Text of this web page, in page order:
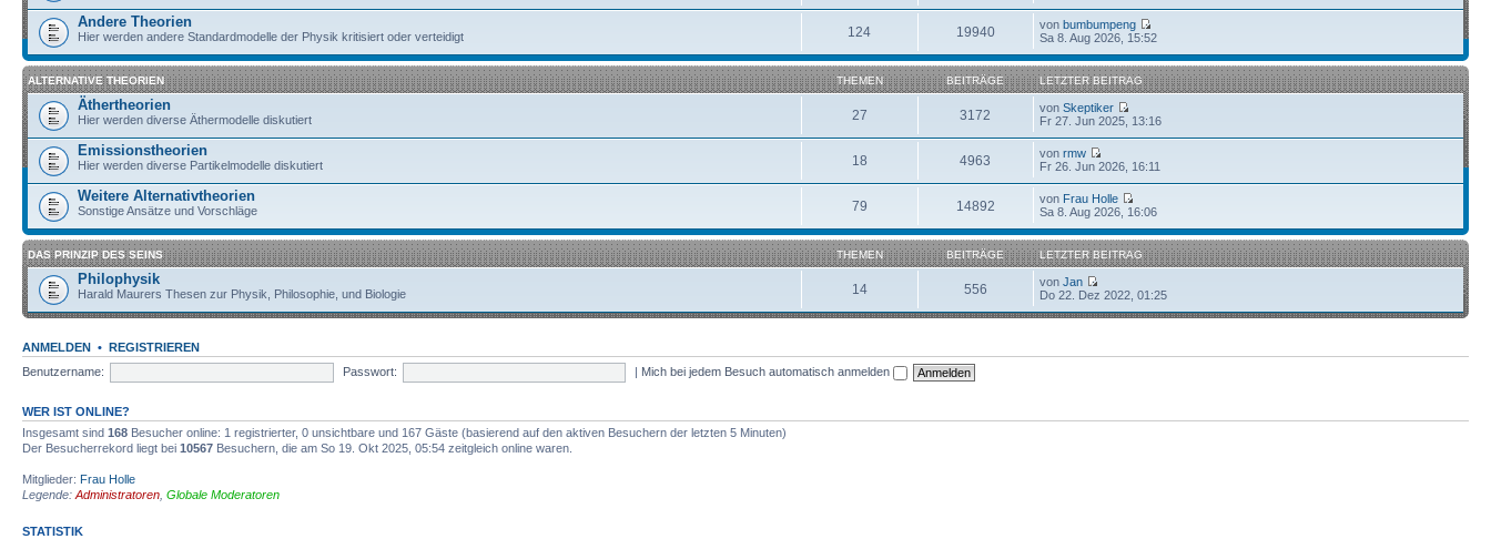
Andere Theorien
Hier werden andere Standardmodelle der Physik kritisiert oder verteidigt 124 19940 vonbumbumpeng
Sa 8. Aug 2026, 15:52
ALTERNATIVE THEORIEN THEMEN BEITRÄGE LETZTER BEITRAG
Äthertheorien
Hier werden diverse Äthermodelle diskutiert 27 3172 vonSkeptiker
Fr 27. Jun 2025, 13:16
Emissionstheorien
Hier werden diverse Partikelmodelle diskutiert 18 4963 vonrmw
Fr 26. Jun 2026, 16:11
Weitere Alternativtheorien
Sonstige Ansätze und Vorschläge 79 14892 von Frau Holle
Sa 8. Aug 2026, 16:06
DAS PRINZIP DES SEINS THEMEN BEITRÄGE LETZTER BEITRAG
Philophysik
Harald Maurers Thesen zur Physik, Philosophie, und Biologie 14 556 vonJan
Do 22. Dez 2022, 01:25
ANMELDEN • REGISTRIEREN
Benutzername:
Passwort: | Mich bei jedem Besuch automatisch anmelden
WER IST ONLINE?
Insgesamt sind 168 Besucher online: 1 registrierter, 0 unsichtbare und 167 Gäste (basierend auf den aktiven Besuchern der letzten 5 Minuten)
Der Besucherrekord liegt bei 10567 Besuchern, die am So 19. Okt 2025, 05:54 zeitgleich online waren.
Mitglieder: Frau Holle
Legende: Administratoren Globale Moderatoren
STATISTIK